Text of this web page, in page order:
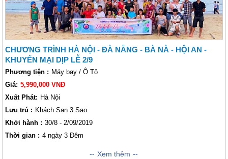
chương trình khám phá Đà Nẵng dưới đây!
CHƯƠNG TRÌNH HÀ NỘI - ĐÀ NẴNG - BÀ NÀ - HỘI AN -
KHUYẾN MẠI DỊP LỄ 2/9
Phương tiện : Máy bay / Ô Tô
Giá: 5,990,000 VNĐ
Xuất Phát: Hà Nội
Lưu trú : Khách Sạn 3 Sao
Khởi hành : 30/8 - 2/09/2019
Thời gian : 4 ngày 3 Đêm
Hành trình 04 ngày 03 đêm khởi hành vào đúng dịp Quốc Khánh 2/9 đi từ
Xem thêm